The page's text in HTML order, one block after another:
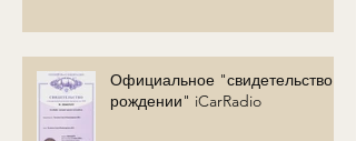
Официальное "свидетельство о
рождении" iCarRadio